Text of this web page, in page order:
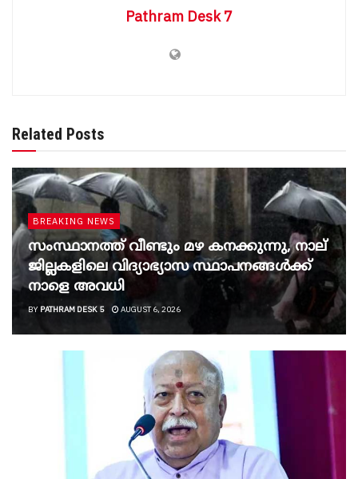
Pathram Desk 7
Related Posts
BREAKING NEWS
സംസ്ഥാനത്ത് വീണ്ടും മഴ കനക്കുന്നു, നാല്
ജില്ലകളിലെ വിദ്യാഭ്യാസ സ്ഥാപനങ്ങൾക്ക്
നാളെ അവധി
BY PATHRAM DESK 5 AUGUST 6, 2026